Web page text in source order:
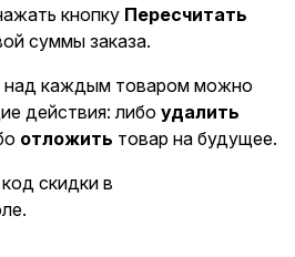
кнопку Пересчитать
суммы заказа.
над каждым товаром можно
действия: либо удалить
отложить товар на будущее.
скидки в